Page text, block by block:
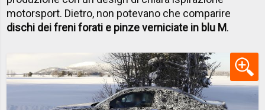
motorsport. Dietro, non potevano che comparire
dischi dei freni forati e pinze verniciate in blu M.